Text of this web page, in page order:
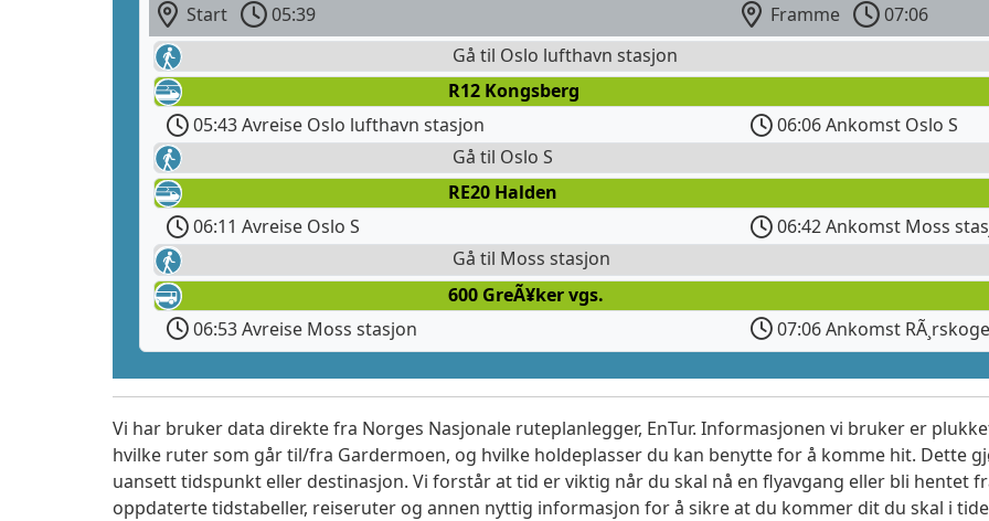
Start 05:39 Framme
07:06
Gå til Oslo lufthavn stasjon
R12 Kongsberg
05:43 Avreise Oslo lufthavn stasjon
06:06 Ankomst Oslo S
Gå til Oslo S
RE20 Halden
06:11 Avreise Oslo S
06:42 Ankomst Moss
Gå til Moss stasjon
600 GreÃ¥ker vgs.
06:53 Avreise Moss stasjon
07:06 Ankomst
Vi har bruker data direkte fra Norges Nasjonale ruteplanlegger, EnTur. Informasjonen vi bruker er
hvilke ruter som går til/fra Gardermoen, og hvilke holdeplasser du kan benytte for å komme hit. Dette
uansett tidspunkt eller destinasjon. Vi forstår at tid er viktig når du skal nå en flyavgang eller bli hentet
oppdaterte tidstabeller, reiseruter og annen nyttig informasjon for å sikre at du kommer dit du skal i